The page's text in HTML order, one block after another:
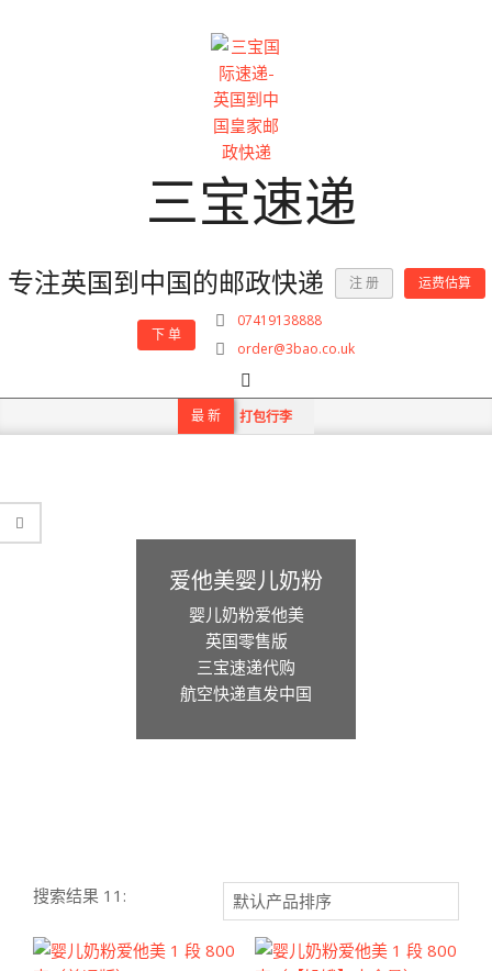
三宝速递
专注英国到中国的邮政快递 注 册 运费估算
下 单
07419138888
order@3bao.co.uk
Navigation
Menu
Search
最 新 打包行李
爱他美婴儿奶粉
婴儿奶粉爱他美
英国零售版
三宝速递代购
航空快递直发中国
搜索结果 11: